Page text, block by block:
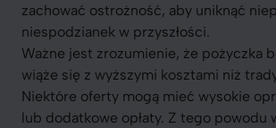
zachować ostrożność, aby uniknąć
niespodzianek w przyszłości.
Ważne jest zrozumienie, że pożyczka
wiąże się z wyższymi kosztami niż
Niektóre oferty mogą mieć wysokie
lub dodatkowe opłaty. Z tego powodu